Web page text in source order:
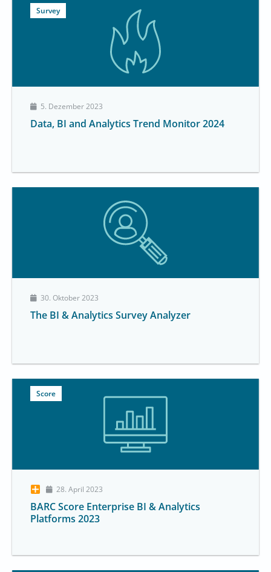
Survey
5. Dezember 2023
Data, BI and Analytics Trend Monitor 2024
30. Oktober 2023
The BI & Analytics Survey Analyzer
Score
28. April 2023
BARC Score Enterprise BI & Analytics
Platforms 2023